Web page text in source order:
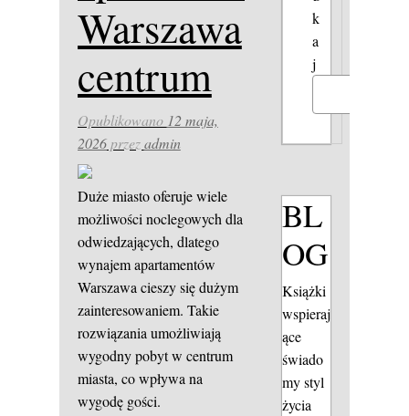
Warszawa
centrum
Opublikowano 12 maja,
2026przezadmin
Duże miasto oferuje wiele
możliwości noclegowych dla
odwiedzających, dlatego
wynajem apartamentów
Warszawa cieszy się dużym
zainteresowaniem. Takie
rozwiązania umożliwiają
wygodny pobyt w centrum
miasta, co wpływa na
wygodę gości.
k
a
j
BL
OG
Książki
wspieraj
ące
świado
my styl
życia